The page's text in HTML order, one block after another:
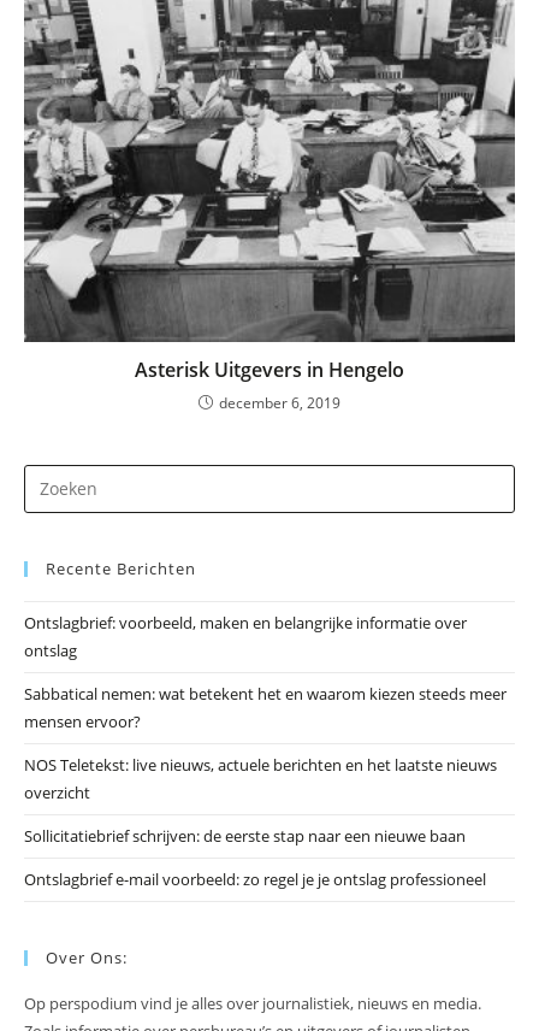
Asterisk Uitgevers in Hengelo
december 6, 2019
op
Recente Berichten
Ontslagbrief: voorbeeld, maken en belangrijke informatie over
ontslag
Sabbatical nemen: wat betekent het en waarom kiezen steeds meer
mensen ervoor?
NOS Teletekst: live nieuws, actuele berichten en het laatste nieuws
overzicht
Sollicitatiebrief schrijven: de eerste stap naar een nieuwe baan
Ontslagbrief e-mail voorbeeld: zo regel je je ontslag professioneel
Over Ons:
Op perspodium vind je alles over journalistiek, nieuws en media.